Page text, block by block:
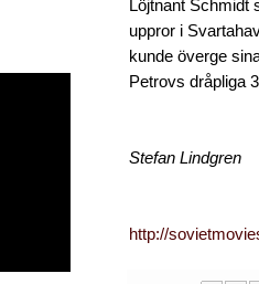
Löjtnant Schmidt
uppror i
kunde överge
Petrovs dråpliga
Stefan Lindgren
http://